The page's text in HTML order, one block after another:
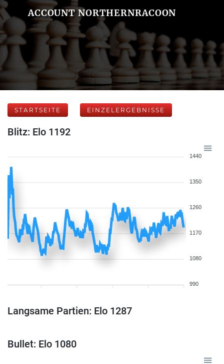
ACCOUNT NORTHERNRACOON
STARTSEITE EINZELERGEBNISSE
Blitz: Elo 1192
1440
1350
1260
1170
1080
990
Langsame Partien: Elo 1287
Bullet: Elo 1080